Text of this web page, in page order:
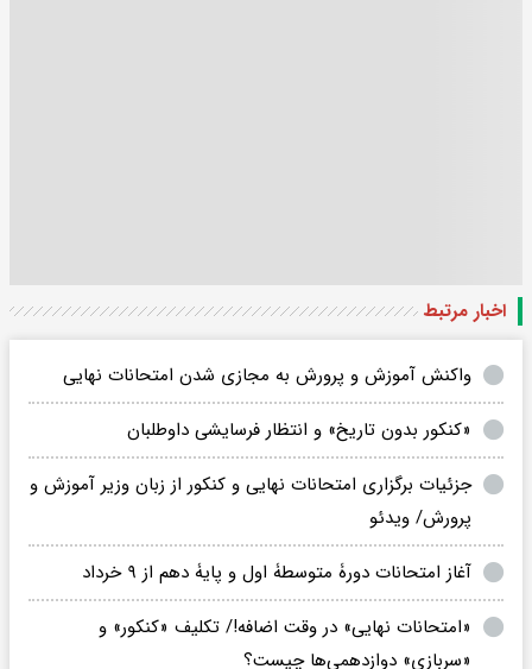
اخبار مرتبط
واکنش آموزش و پرورش به مجازی شدن امتحانات نهایی
«کنکور بدون‌ تاریخ» و انتظار فرسایشی داوطلبان
جزئیات برگزاری امتحانات نهایی و کنکور از زبان وزیر آموزش و
پرورش/ ویدئو
آغاز امتحانات دورۀ متوسطۀ اول و پایۀ دهم از ۹ خرداد
«امتحانات نهایی» در وقت اضافه!/ تکلیف «کنکور» و
«سربازی» دوازدهمی‌ها چیست؟